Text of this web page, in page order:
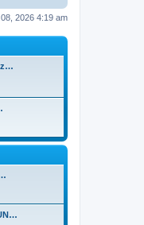
2026 4:19 am